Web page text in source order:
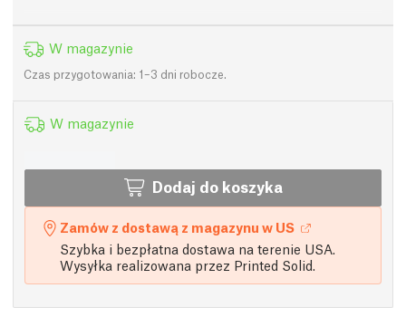
W magazynie
Czas przygotowania: 1–3 dni robocze.
W magazynie
Dodaj do koszyka
Zamów z dostawą z magazynu w US
Szybka i bezpłatna dostawa na terenie USA.
Wysyłka realizowana przez Printed Solid.